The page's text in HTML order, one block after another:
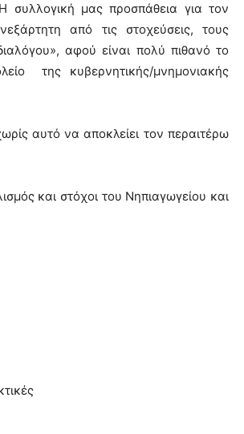
συλλογική μας προσπάθεια για τον
από τις στοχεύσεις, τους
αφού είναι πολύ πιθανό το
της κυβερνητικής/μνημονιακής
αυτό να αποκλείει τον περαιτέρω
και στόχοι του Νηπιαγωγείου και